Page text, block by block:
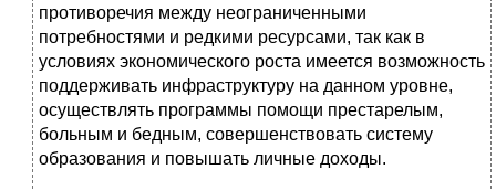
противоречия между неограниченными
потребностями и редкими ресурсами, так как в
условиях экономического роста имеется возможность
поддерживать инфраструктуру на данном уровне,
осуществлять программы помощи престарелым,
больным и бедным, совершенствовать систему
образования и повышать личные доходы.